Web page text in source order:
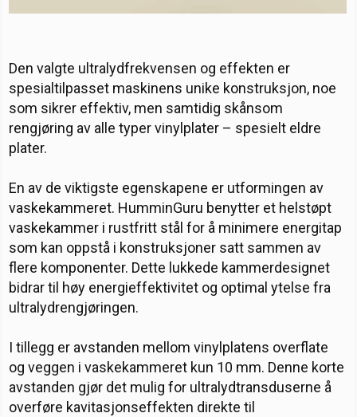
Den valgte ultralydfrekvensen og effekten er
spesialtilpasset maskinens unike konstruksjon, noe
som sikrer effektiv, men samtidig skånsom
rengjøring av alle typer vinylplater – spesielt eldre
plater.
En av de viktigste egenskapene er utformingen av
vaskekammeret. HumminGuru benytter et helstøpt
vaskekammer i rustfritt stål for å minimere energitap
som kan oppstå i konstruksjoner satt sammen av
flere komponenter. Dette lukkede kammerdesignet
bidrar til høy energieffektivitet og optimal ytelse fra
ultralydrengjøringen.
I tillegg er avstanden mellom vinylplatens overflate
og veggen i vaskekammeret kun 10 mm. Denne korte
avstanden gjør det mulig for ultralydtransduserne å
overføre kavitasjonseffekten direkte til